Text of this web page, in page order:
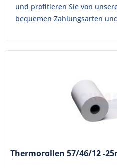
und profitieren Sie von
bequemen Zahlungsarten
Thermorollen 57/46/12 -